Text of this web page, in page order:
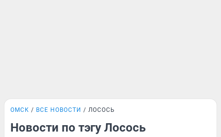
ОМСК ВСЕ НОВОСТИ ЛОСОСЬ
Новости по тэгу Лосось